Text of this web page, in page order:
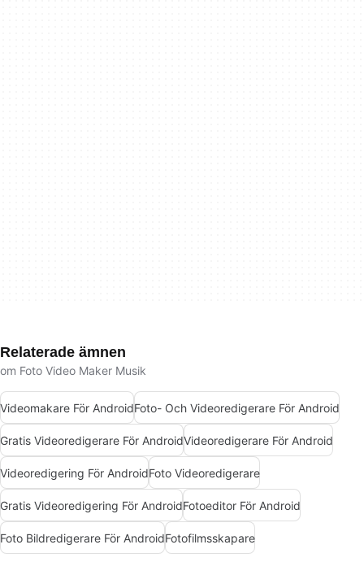
Relaterade ämnen
om Foto Video Maker Musik
Videomakare För AndroidFoto- Och Videoredigerare För Android
Gratis Videoredigerare För AndroidVideoredigerare För Android
Videoredigering För AndroidFoto Videoredigerare
Gratis Videoredigering För AndroidFotoeditor För Android
Foto Bildredigerare För AndroidFotofilmsskapare